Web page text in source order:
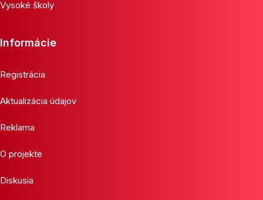
Vysoké školy
Informácie
Registrácia
Aktualizácia údajov
Reklama
O projekte
Diskusia